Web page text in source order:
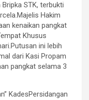
Bripka STK, terbukti
Hakim
kenaikan pangkat
Khusus
ini lebih
dari Kasi Propam
pangkat selama 3
Kades​Persidangan